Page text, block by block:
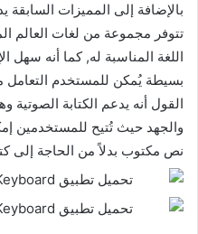
بالإضافة إلى المميزات
تتوفر مجموعة من لغات العالم
اللغة المناسبة له, كما أنه سهل
بسيطة يُمكن للمستخدم التعامل
القول أنه يدعم الكتابة
والجهد حيث تُتيح للمستخدمين
نص مكتوب بدلاً من الحاجة إلى